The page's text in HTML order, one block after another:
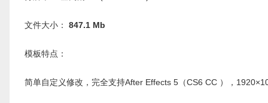
文件大小： 847.1 Mb
模板特点：
简单自定义修改，完全支持After Effects 5（CS6 CC ），